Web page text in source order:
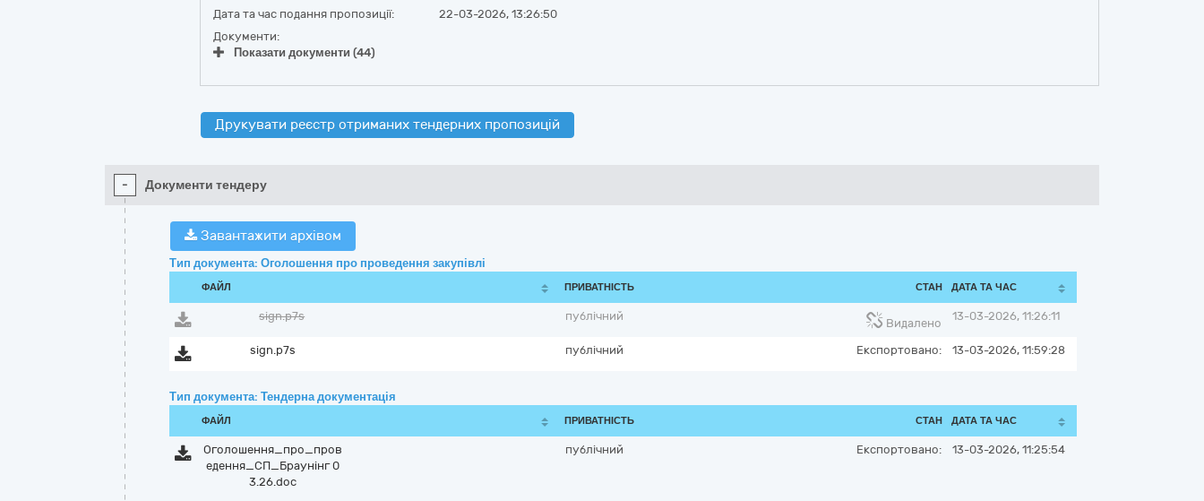
Дата та час подання пропозиції:
22-03-2026, 13:26:50
Документи:
Показати документи (44)
Друкувати реєстр отриманих тендерних пропозицій
- Документи тендеру
Завантажити архівом
Тип документа: Оголошення про проведення закупівлі
ФАЙЛ ПРИВАТНІСТЬ СТАН ДАТА ТА ЧАС
sign.p7s публічний
Видалено
13-03-2026, 11:26:11
sign.p7s публічний Експортовано: 13-03-2026, 11:59:28
Тип документа: Тендерна документація
ФАЙЛ ПРИВАТНІСТЬ СТАН ДАТА ТА ЧАС
Оголошення_про_пров
едення_СП_Браунінг 0
3.26.doc
публічний Експортовано: 13-03-2026, 11:25:54